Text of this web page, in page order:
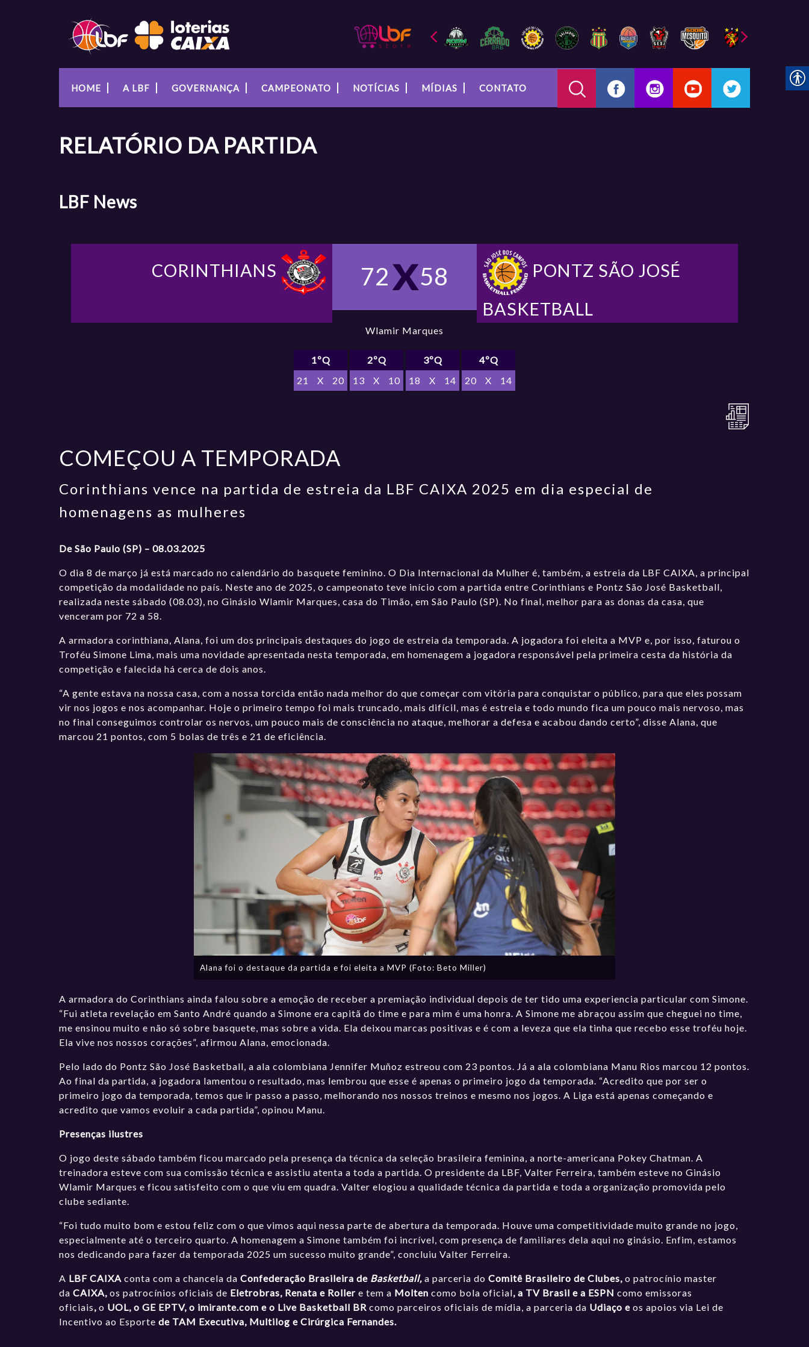
HOME A LBF GOVERNANÇA CAMPEONATO NOTÍCIAS MÍDIAS CONTATO
RELATÓRIO DA PARTIDA
LBF News
CORINTHIANS 72 58
PONTZ SÃO JOSÉ
BASKETBALL
Wlamir Marques
1ºQ
21
X 20
2ºQ
13
X 10
3ºQ
18
X 14
4ºQ
20
X 14
COMEÇOU A TEMPORADA
Corinthians vence na partida de estreia da LBF CAIXA 2025 em dia especial de
homenagens as mulheres
De São Paulo (SP) – 08.03.2025
O dia 8 de março já está marcado no calendário do basquete feminino. O Dia Internacional da Mulher é, também, a estreia da LBF CAIXA, a principal
competição da modalidade no país. Neste ano de 2025, o campeonato teve início com a partida entre Corinthians e Pontz São José Basketball,
realizada neste sábado (08.03), no Ginásio Wlamir Marques, casa do Timão, em São Paulo (SP). No final, melhor para as donas da casa, que
venceram por 72 a 58.
A armadora corinthiana, Alana, foi um dos principais destaques do jogo de estreia da temporada. A jogadora foi eleita a MVP e, por isso, faturou o
Troféu Simone Lima, mais uma novidade apresentada nesta temporada, em homenagem a jogadora responsável pela primeira cesta da história da
competição e falecida há cerca de dois anos.
“A gente estava na nossa casa, com a nossa torcida então nada melhor do que começar com vitória para conquistar o público, para que eles possam
vir nos jogos e nos acompanhar. Hoje o primeiro tempo foi mais truncado, mais difícil, mas é estreia e todo mundo fica um pouco mais nervoso, mas
no final conseguimos controlar os nervos, um pouco mais de consciência no ataque, melhorar a defesa e acabou dando certo”, disse Alana, que
marcou 21 pontos, com 5 bolas de três e 21 de eficiência.
Alana foi o destaque da partida e foi eleita a MVP (Foto: Beto Miller)
A armadora do Corinthians ainda falou sobre a emoção de receber a premiação individual depois de ter tido uma experiencia particular com Simone.
“Fui atleta revelação em Santo André quando a Simone era capitã do time e para mim é uma honra. A Simone me abraçou assim que cheguei no time,
me ensinou muito e não só sobre basquete, mas sobre a vida. Ela deixou marcas positivas e é com a leveza que ela tinha que recebo esse troféu hoje.
Ela vive nos nossos corações”, afirmou Alana, emocionada.
Pelo lado do Pontz São José Basketball, a ala colombiana Jennifer Muñoz estreou com 23 pontos. Já a ala colombiana Manu Rios marcou 12 pontos.
Ao final da partida, a jogadora lamentou o resultado, mas lembrou que esse é apenas o primeiro jogo da temporada. “Acredito que por ser o
primeiro jogo da temporada, temos que ir passo a passo, melhorando nos nossos treinos e mesmo nos jogos. A Liga está apenas começando e
acredito que vamos evoluir a cada partida”, opinou Manu.
Presenças ilustres
O jogo deste sábado também ficou marcado pela presença da técnica da seleção brasileira feminina, a norte-americana Pokey Chatman. A
treinadora esteve com sua comissão técnica e assistiu atenta a toda a partida. O presidente da LBF, Valter Ferreira, também esteve no Ginásio
Wlamir Marques e ficou satisfeito com o que viu em quadra. Valter elogiou a qualidade técnica da partida e toda a organização promovida pelo
clube sediante.
“Foi tudo muito bom e estou feliz com o que vimos aqui nessa parte de abertura da temporada. Houve uma competitividade muito grande no jogo,
especialmente até o terceiro quarto. A homenagem a Simone também foi incrível, com presença de familiares dela aqui no ginásio. Enfim, estamos
nos dedicando para fazer da temporada 2025 um sucesso muito grande”, concluiu Valter Ferreira.
A LBF CAIXA conta com a chancela daConfederação Brasileira de Basketball, a parceria doComitê Brasileiro de Clubes,o patrocínio master
daCAIXA,os patrocínios oficiais de Eletrobras, Renata e Rollere tem a Moltencomo bola oficial, a TV Brasil e a ESPNcomo emissoras
oficiais,o UOL, o GE EPTV, o imirante.com e o Live Basketball BR como parceiros oficiais de mídia, a parceria da Udiaço eos apoios via Lei de
Incentivo ao Esporte de TAM Executiva, Multilog e Cirúrgica Fernandes.